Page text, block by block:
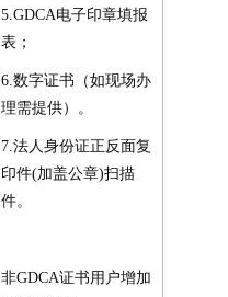
5.GDCA电子印章填报
表；
6.数字证书（如现场办
理需提供）。
7.法人身份证正反面复
印件(加盖公章)扫描
件。
非GDCA证书用户增加